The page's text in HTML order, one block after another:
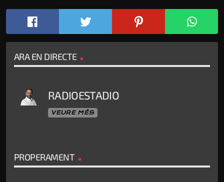
ARA EN DIRECTE
RADIOESTADIO
VEURE MÉS
PROPERAMENT